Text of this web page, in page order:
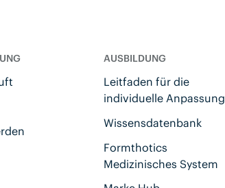
AUSBILDUNG
Leitfaden für die
individuelle Anpassung
Wissensdatenbank
Formthotics
Medizinisches System